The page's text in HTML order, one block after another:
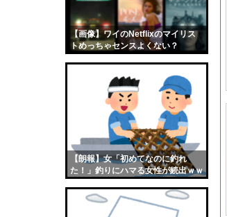
【画像】ワイのNetflixのマイリス
トめっちゃセンスよくない？
【朗報】女「初めてなのに釣れ
た！」釣りにハマる女性が続出ｗｗ